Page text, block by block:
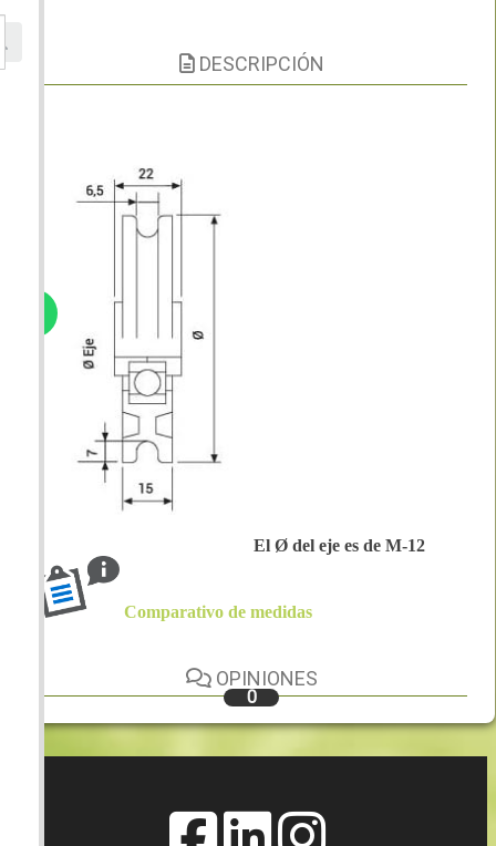
DESCRIPCIÓN
El Ø del eje es de M-12
Comparativo de medidas
OPINIONES
0